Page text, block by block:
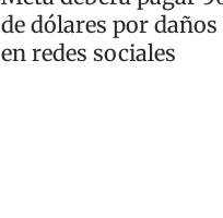
de dólares por
en redes sociales